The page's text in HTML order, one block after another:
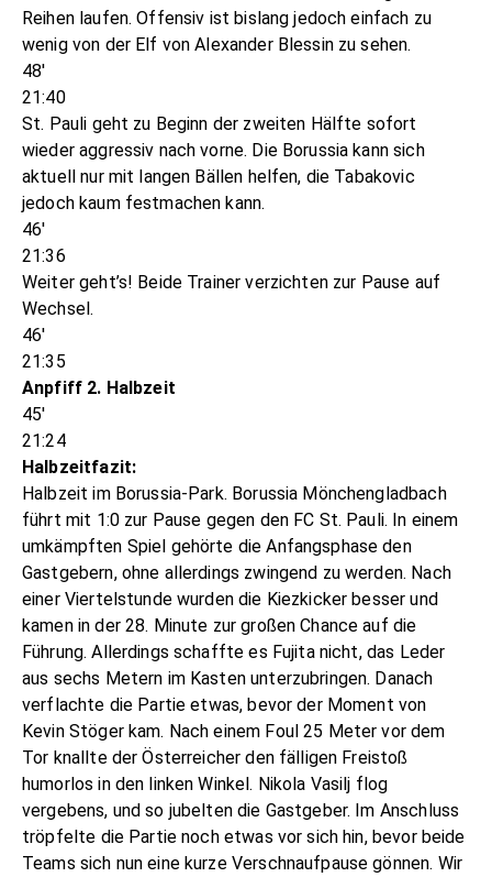
Reihen laufen. Offensiv ist bislang jedoch einfach zu
wenig von der Elf von Alexander Blessin zu sehen.
48'
21:40
St. Pauli geht zu Beginn der zweiten Hälfte sofort
wieder aggressiv nach vorne. Die Borussia kann sich
aktuell nur mit langen Bällen helfen, die Tabakovic
jedoch kaum festmachen kann.
46'
21:36
Weiter geht’s! Beide Trainer verzichten zur Pause auf
Wechsel.
46'
21:35
Anpfiff 2. Halbzeit
45'
21:24
Halbzeitfazit:
Halbzeit im Borussia-Park. Borussia Mönchengladbach
führt mit 1:0 zur Pause gegen den FC St. Pauli. In einem
umkämpften Spiel gehörte die Anfangsphase den
Gastgebern, ohne allerdings zwingend zu werden. Nach
einer Viertelstunde wurden die Kiezkicker besser und
kamen in der 28. Minute zur großen Chance auf die
Führung. Allerdings schaffte es Fujita nicht, das Leder
aus sechs Metern im Kasten unterzubringen. Danach
verflachte die Partie etwas, bevor der Moment von
Kevin Stöger kam. Nach einem Foul 25 Meter vor dem
Tor knallte der Österreicher den fälligen Freistoß
humorlos in den linken Winkel. Nikola Vasilj flog
vergebens, und so jubelten die Gastgeber. Im Anschluss
tröpfelte die Partie noch etwas vor sich hin, bevor beide
Teams sich nun eine kurze Verschnaufpause gönnen. Wir